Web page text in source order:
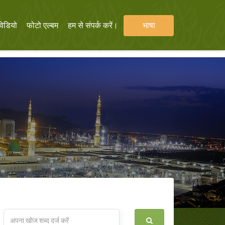
फोटो एल्बम हम से संपर्क करें। भाषा